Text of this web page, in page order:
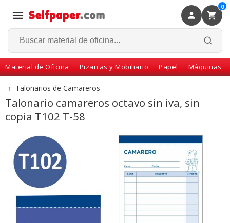
0
Material de Oficina Pizarras y Mobiliario Papel Máquinas
Volver
↑ Talonarios de Camareros
Talonario camareros octavo sin iva, sin
copia T102 T-58